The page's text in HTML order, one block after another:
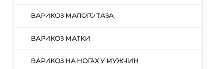
ВАРИКОЗ МАЛОГО ТАЗА
ВАРИКОЗ МАТКИ
ВАРИКОЗ НА НОГАХ У МУЖЧИН